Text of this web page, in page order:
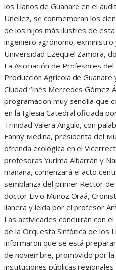
los Llanos de Guanare en el
Unellez, se conmemoran los
de los hijos más ilustres de esta
ingeniero agrónomo,
Universidad Ezequiel Zamora,
La Asociación de Profesores
Producción Agrícola de
Ciudad “Inés Mercedes Gómez
programación muy sencilla que
en la Iglesia Catedral oficiada
Trinidad Valera Angulo, con
Fanny Medina, presidenta del
ofrenda ecológica en el
profesoras Yurima Albarrán y
mañana, comenzará el acto
semblanza del primer Rector
doctor Livio Muñoz Oraá,
llanera y leída por el profesor
Las actividades concluirán con
de la Orquesta Sinfónica de los
informaron que se está
de noviembre, promovido por
instituciones públicas regionales